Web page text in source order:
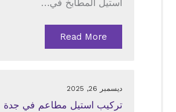
استيل المطابخ في…
Read More
ديسمبر 26, 2025
تركيب استيل مطاعم في جدة